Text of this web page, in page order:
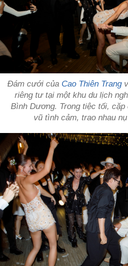
Đám cưới của Cao Thiên Trang
riêng tư tại một khu du lịch
Bình Dương. Trong tiệc tối,
vũ tình cảm, trao nhau